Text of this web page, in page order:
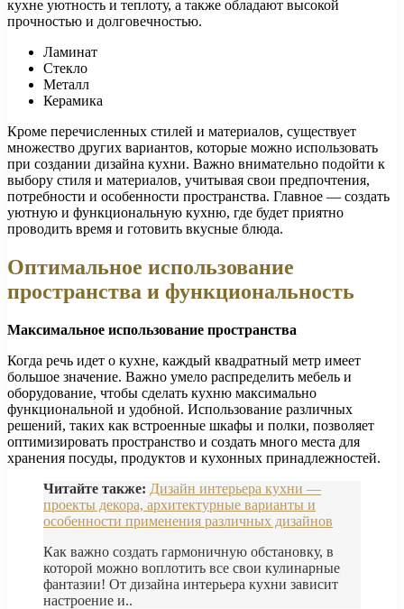
кухне уютность и теплоту, а также обладают высокой
прочностью и долговечностью.
Ламинат
Стекло
Металл
Керамика
Кроме перечисленных стилей и материалов, существует
множество других вариантов, которые можно использовать
при создании дизайна кухни. Важно внимательно подойти к
выбору стиля и материалов, учитывая свои предпочтения,
потребности и особенности пространства. Главное — создать
уютную и функциональную кухню, где будет приятно
проводить время и готовить вкусные блюда.
Оптимальное использование
пространства и функциональность
Максимальное использование пространства
Когда речь идет о кухне, каждый квадратный метр имеет
большое значение. Важно умело распределить мебель и
оборудование, чтобы сделать кухню максимально
функциональной и удобной. Использование различных
решений, таких как встроенные шкафы и полки, позволяет
оптимизировать пространство и создать много места для
хранения посуды, продуктов и кухонных принадлежностей.
Читайте также: Дизайн интерьера кухни —
проекты декора, архитектурные варианты и
особенности применения различных дизайнов
Как важно создать гармоничную обстановку, в
которой можно воплотить все свои кулинарные
фантазии! От дизайна интерьера кухни зависит
настроение и..